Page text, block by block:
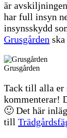
är
har full insyn
insynsskydd
Grusgården
Grusgården
Tack till alla er
kommenterar!
🙂 Det här
till